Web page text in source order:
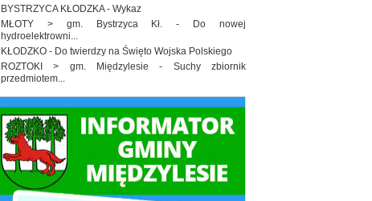
BYSTRZYCA KŁODZKA - Wykaz
MŁOTY > gm. Bystrzyca Kł. - Do nowej
hydroelektrowni...
KŁODZKO - Do twierdzy na Święto Wojska Polskiego
ROZTOKI > gm. Międzylesie - Suchy zbiornik
przedmiotem...